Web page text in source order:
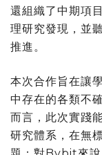
還組織了中期項
理研究發現，並
推進。
本次合作旨在讓
中存在的各類不
而言，此次實踐
研究體系，在無